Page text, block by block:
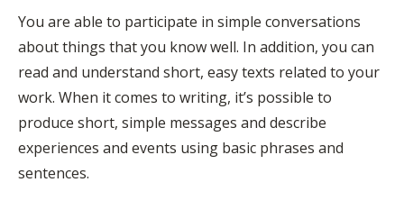
You are able to participate in simple conversations
about things that you know well. In addition, you can
read and understand short, easy texts related to your
work. When it comes to writing, it’s possible to
produce short, simple messages and describe
experiences and events using basic phrases and
sentences.